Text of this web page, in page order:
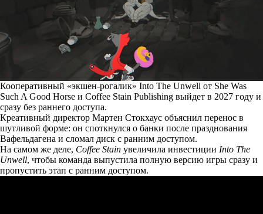
Кооперативный «экшен-рогалик» Into The Unwell от She Was
Such A Good Horse и Coffee Stain Publishing выйдет в 2027 году и
сразу без раннего доступа.
Креативный директор Мартен Стокхаус объяснил перенос в
шутливой форме: он споткнулся о банки после празднования
Вафельдагена и сломал диск с ранним доступом.
На самом же деле, Coffee Stain увеличила инвестиции Into The
Unwell, чтобы команда выпустила полную версию игры сразу и
пропустить этап с ранним доступом.